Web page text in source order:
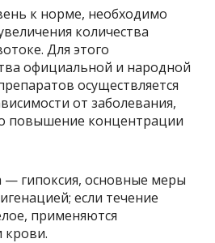
к норме, необходимо
количества
Для этого
официальной и народной
осуществляется
от заболевания,
повышение концентрации
— гипоксия, основные меры
если течение
применяются
крови.